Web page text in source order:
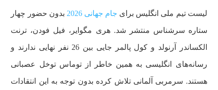
لیست تیم ملی انگلیس برای جام جهانی 2026 بدون حضور چهار
ستاره سرشناس منتشر شد. هری مگوایر، فیل فودن، ترنت
الکساندر آرنولد و کول پالمر جایی بین 26 نفر نهایی ندارند و
رسانه‌های انگلیسی به همین خاطر از توماس توخل عصبانی
هستند. سرمربی آلمانی تلاش کرده بدون توجه به این انتقادات